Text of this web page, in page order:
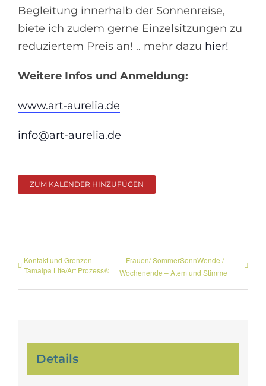
Begleitung innerhalb der Sonnenreise,
biete ich zudem gerne Einzelsitzungen zu
reduziertem Preis an! .. mehr dazu hier!
Weitere Infos und Anmeldung:
www.art-aurelia.de
info@art-aurelia.de
ZUM KALENDER HINZUFÜGEN
Kontakt und Grenzen –
Tamalpa Life/Art Prozess®
Frauen/ SommerSonnWende /
Wochenende – Atem und Stimme
Details